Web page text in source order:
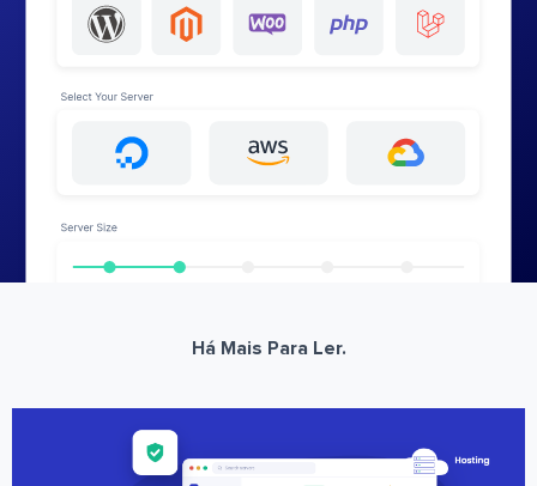
Há Mais Para Ler.